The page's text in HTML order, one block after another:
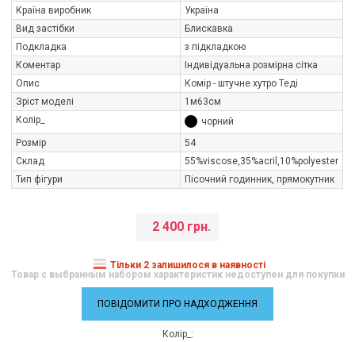
Країна виробник
Україна
Вид застібки
Блискавка
Подкладка
з підкладкою
Коментар
Індивідуальна розмірна сітка
Опис
Комір - штучне хутро Теді
Зріст моделі
1м63см
Колір_
чорний
Розмір
54
Склад
55%viscose,35%aсril,10%polуester
Тип фігури
Пісочний годинник, прямокутник
2 400 грн.
Тільки 2 залишилося в наявності
Товар с выбранным набором характеристик недоступен для покупки
ПОВІДОМИТИ ПРО НАДХОДЖЕННЯ
Колір_: